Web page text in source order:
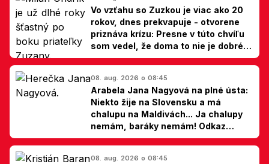
Vo vzťahu so Zuzkou je viac ako 20
rokov, dnes prekvapuje - otvorene
priznáva krízu: Presne v túto chvíľu
som vedel, že doma to nie je dobré,
hovorí Milan Ondrík
08. aug. 2026 o 08:45
Arabela Jana Nagyová na plné ústa:
Niekto žije na Slovensku a má
chalupu na Maldivách... Ja chalupy
nemám, baráky nemám! Odkaz
Slovákom
08. aug. 2026 o 08:45